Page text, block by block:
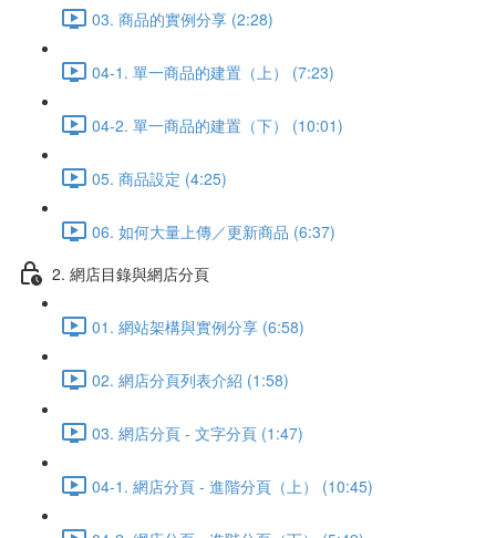
03. 商品的實例分享 (2:28)
04-1. 單一商品的建置（上） (7:23)
04-2. 單一商品的建置（下） (10:01)
05. 商品設定 (4:25)
06. 如何大量上傳／更新商品 (6:37)
2. 網店目錄與網店分頁
01. 網站架構與實例分享 (6:58)
02. 網店分頁列表介紹 (1:58)
03. 網店分頁 - 文字分頁 (1:47)
04-1. 網店分頁 - 進階分頁（上） (10:45)